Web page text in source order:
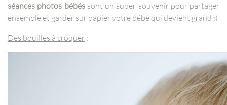
séances photos bébéssont un super souvenir pour partager
ensemble et garder sur papier votre bébé qui devient grand :)
Des bouilles à croquer :